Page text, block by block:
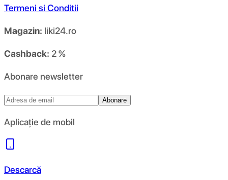
Termeni si Conditii
Magazin: liki24.ro
Cashback: 2 %
Abonare newsletter
Abonare
Aplicație de mobil
Descarcă